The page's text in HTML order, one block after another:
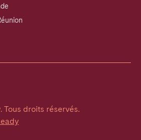
. Tous droits réservés.